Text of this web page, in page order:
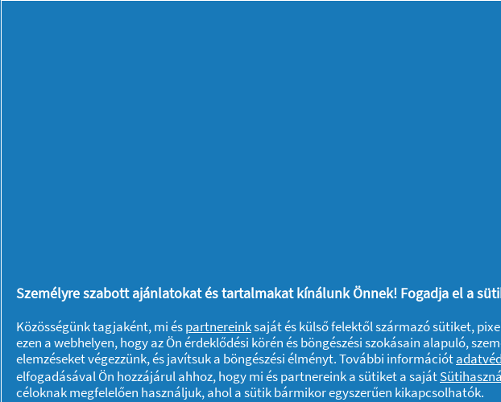
hogy hazaérkezéskor már csak zsákonként be kelljen tölteni a
Önnek is vannak az utazás előkészületeivel kapcsolatos,
meg velünk és másokkal hozzászólás formájában!
Személyre szabott ajánlatokat és tartalmakat kínálunk Önnek! Fogadja el a
Közösségünk tagjaként, mi éspartnereinksaját és külső felektől származó sütiket,
ezen a webhelyen, hogy az Ön érdeklődési körén és böngészési szokásain alapuló,
elemzéseket végezzünk, és javítsuk a böngészési élményt. További információt
elfogadásával Ön hozzájárul ahhoz, hogy mi és partnereink a sütiket a saját
céloknak megfelelően használjuk, ahol a sütik bármikor egyszerűen kikapcsolhatók.